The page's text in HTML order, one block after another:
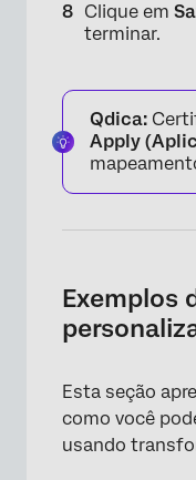
Clique em
terminar.
Qdica:
Apply
Exemplos
Esta seção
como você
usando